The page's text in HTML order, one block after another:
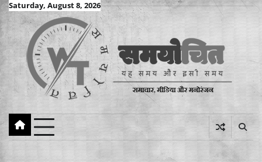
Skip
to
content
Saturday, August 8, 2026